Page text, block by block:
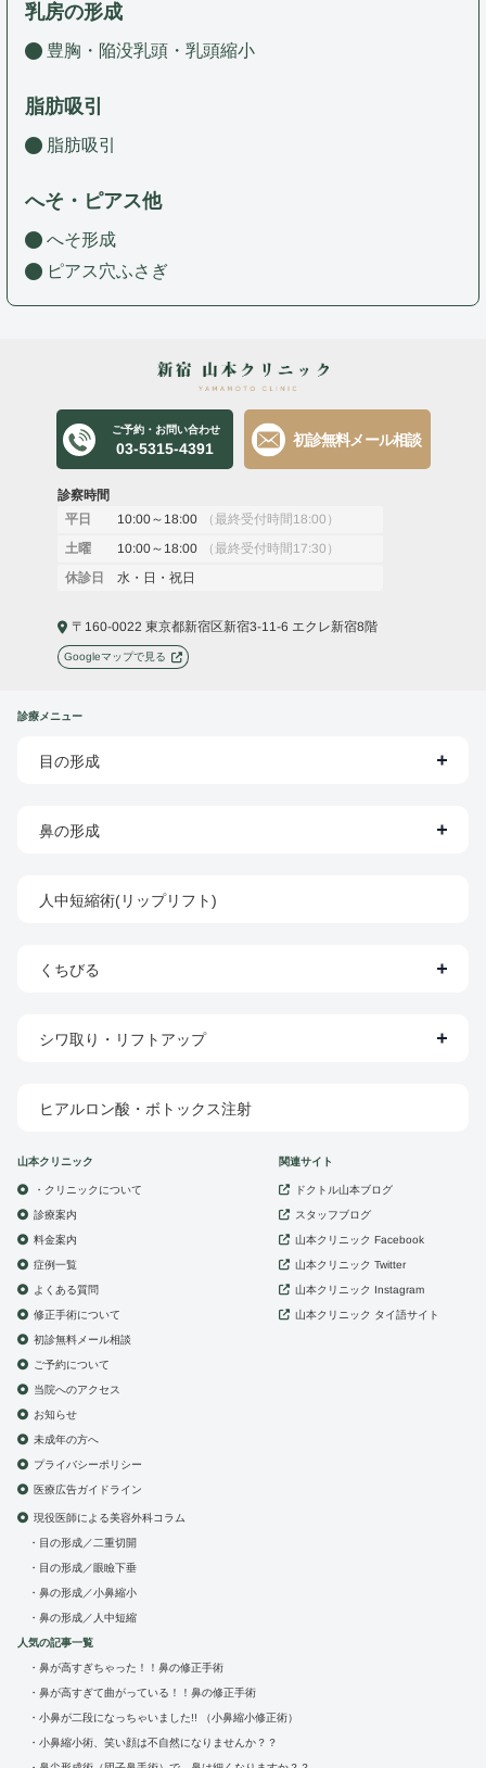
乳房の形成
豊胸・陥没乳頭・乳頭縮小
脂肪吸引
脂肪吸引
へそ・ピアス他
へそ形成
ピアス穴ふさぎ
ご予約・お問い合わせ
03-5315-4391
初診無料メール相談
診察時間
平日 10:00～18:00 （最終受付時間18:00）
土曜 10:00～18:00 （最終受付時間17:30）
休診日 水・日・祝日
〒160-0022 東京都新宿区新宿3-11-6 エクレ新宿8階
Googleマップで見る
診療メニュー
目の形成
鼻の形成
人中短縮術(リップリフト)
くちびる
シワ取り・リフトアップ
ヒアルロン酸・ボトックス注射
山本クリニック
・クリニックについて
診療案内
料金案内
症例一覧
よくある質問
修正手術について
初診無料メール相談
ご予約について
当院へのアクセス
お知らせ
未成年の方へ
プライバシーポリシー
医療広告ガイドライン
現役医師による美容外科コラム
目の形成／二重切開
目の形成／眼瞼下垂
鼻の形成／小鼻縮小
鼻の形成／人中短縮
人気の記事一覧
鼻が高すぎちゃった！！鼻の修正手術
鼻が高すぎて曲がっている！！鼻の修正手術
小鼻が二段になっちゃいました!! （小鼻縮小修正術）
小鼻縮小術、笑い顔は不自然になりませんか？？
関連サイト
ドクトル山本ブログ
スタッフブログ
山本クリニック Facebook
山本クリニック Twitter
山本クリニック Instagram
山本クリニック タイ語サイト